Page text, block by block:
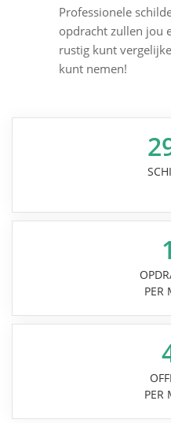
Professionele
opdracht zullen jou
rustig kunt
kunt nemen!
PER
PER